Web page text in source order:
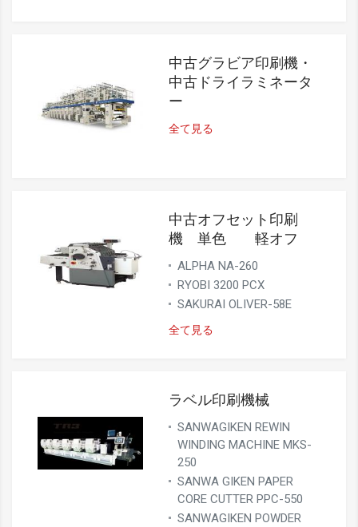
中古グラビア印刷機・
中古ドライラミネータ
ー
全て見る
中古オフセット印刷
機 単色 軽オフ
ALPHA NA-260
RYOBI 3200 PCX
SAKURAI OLIVER-58E
全て見る
ラベル印刷機械
SANWAGIKEN REWIN
WINDING MACHINE MKS-
250
SANWA GIKEN PAPER
CORE CUTTER PPC-550
SANWAGIKEN POWDER